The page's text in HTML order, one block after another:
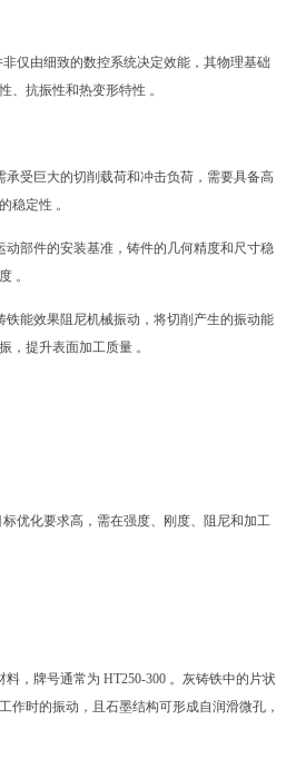
仅由细致的数控系统决定效能，其物理基础
、抗振性和热变形特性 。
受巨大的切削载荷和冲击负荷，需要具备高
稳定性 。
部件的安装基准，铸件的几何精度和尺寸稳
。
能效果阻尼机械振动，将切削产生的振动能
，提升表面加工质量 。
优化要求高，需在强度、刚度、阻尼和加工
，牌号通常为 HT250-300 。灰铸铁中的片状
作时的振动，且石墨结构可形成自润滑微孔，